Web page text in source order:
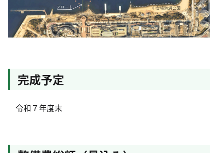
完成予定
令和７年度末